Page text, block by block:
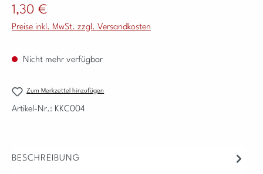
Regulärer Preis:
1,30 €
Preise inkl. MwSt. zzgl. Versandkosten
Nicht mehr verfügbar
Zum Merkzettel hinzufügen
Artikel-Nr.: KKC004
BESCHREIBUNG